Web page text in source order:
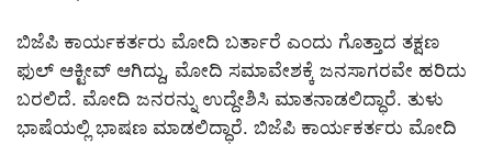
ಬಿಜೆಪಿ ಕಾರ್ಯಕರ್ತರು ಮೋದಿ ಬರ್ತಾರೆ ಎಂದು ಗೊತ್ತಾದ ತಕ್ಷಣ
ಫುಲ್ ಆಕ್ಟೀವ್ ಆಗಿದ್ದು, ಮೋದಿ ಸಮಾವೇಶಕ್ಕೆ ಜನಸಾಗರವೇ ಹರಿದು
ಬರಲಿದೆ. ಮೋದಿ ಜನರನ್ನು ಉದ್ದೇಶಿಸಿ ಮಾತನಾಡಲಿದ್ಧಾರೆ. ತುಳು
ಭಾಷೆಯಲ್ಲಿ ಭಾಷಣ ಮಾಡಲಿದ್ಧಾರೆ. ಬಿಜೆಪಿ ಕಾರ್ಯಕರ್ತರು ಮೋದಿ